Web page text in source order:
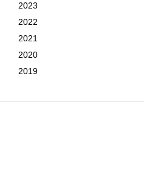
2023
2022
2021
2020
2019